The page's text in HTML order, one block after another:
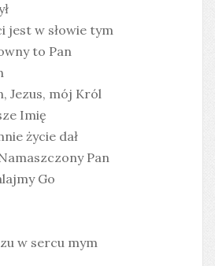
jest w słowie tym
to Pan
Jezus, mój Król
Imię
życie dał
Pan
Go
w sercu mym